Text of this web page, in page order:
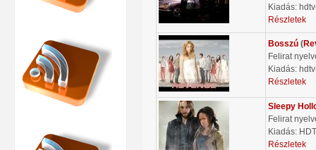
Kiadás:
Részletek
Bosszú (
Felirat
Kiadás:
Részletek
Sleepy
Felirat
Kiadás:
Részletek